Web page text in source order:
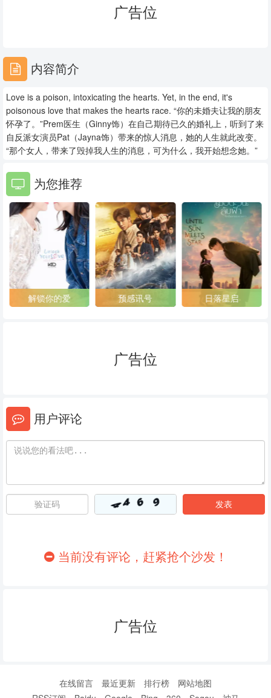
广告位
内容简介
Love is a poison, intoxicating the hearts. Yet, in the end, it's
poisonous love that makes the hearts race. “你的未婚夫让我的朋友
怀孕了。”Prem医生（Ginny饰）在自己期待已久的婚礼上，听到了来
自反派女演员Pat（Jayna饰）带来的惊人消息，她的人生就此改变。
“那个女人，带来了毁掉我人生的消息，可为什么，我开始想念她。”
为您推荐
解锁你的爱 预感讯号 日落星启
广告位
用户评论
当前没有评论，赶紧抢个沙发！
广告位
在线留言 最近更新 排行榜
网站地图